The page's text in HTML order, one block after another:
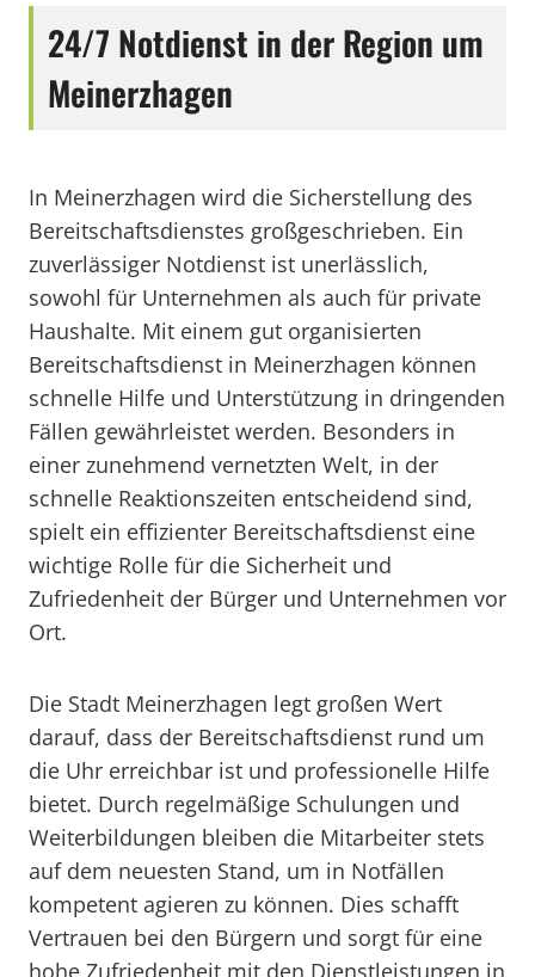
24/7 Notdienst in der Region um
Meinerzhagen
In Meinerzhagen wird die Sicherstellung des
Bereitschaftsdienstes großgeschrieben. Ein
zuverlässiger Notdienst ist unerlässlich,
sowohl für Unternehmen als auch für private
Haushalte. Mit einem gut organisierten
Bereitschaftsdienst in Meinerzhagen können
schnelle Hilfe und Unterstützung in dringenden
Fällen gewährleistet werden. Besonders in
einer zunehmend vernetzten Welt, in der
schnelle Reaktionszeiten entscheidend sind,
spielt ein effizienter Bereitschaftsdienst eine
wichtige Rolle für die Sicherheit und
Zufriedenheit der Bürger und Unternehmen vor
Ort.
Die Stadt Meinerzhagen legt großen Wert
darauf, dass der Bereitschaftsdienst rund um
die Uhr erreichbar ist und professionelle Hilfe
bietet. Durch regelmäßige Schulungen und
Weiterbildungen bleiben die Mitarbeiter stets
auf dem neuesten Stand, um in Notfällen
kompetent agieren zu können. Dies schafft
Vertrauen bei den Bürgern und sorgt für eine
hohe Zufriedenheit mit den Dienstleistungen in